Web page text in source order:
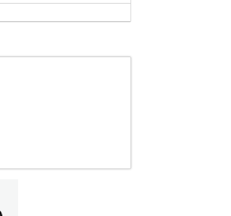
με την υπογραφή της
κανονική εφαρμογή και μακριά
Company info Η Vero Moda